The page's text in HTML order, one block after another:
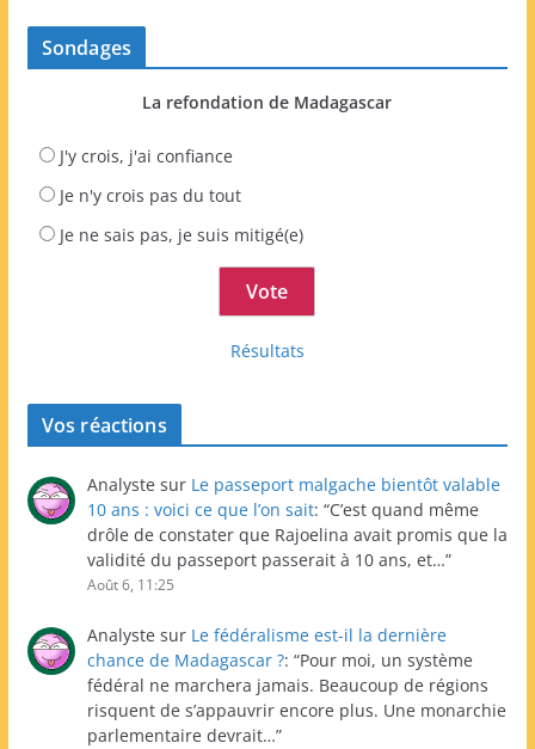
Sondages
La refondation de Madagascar
J'y crois, j'ai confiance
Je n'y crois pas du tout
Je ne sais pas, je suis mitigé(e)
Résultats
Vos réactions
Analyste sur Le passeport malgache bientôt valable
10 ans : voici ce que l’on sait: “C’est quand même
drôle de constater que Rajoelina avait promis que la
validité du passeport passerait à 10 ans, et…”
Août 6, 11:25
Analyste sur Le fédéralisme est-il la dernière
chance de Madagascar ?: “Pour moi, un système
fédéral ne marchera jamais. Beaucoup de régions
risquent de s’appauvrir encore plus. Une monarchie
parlementaire devrait…”